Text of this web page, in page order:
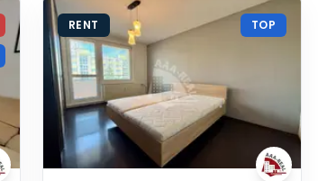
RENT TOP